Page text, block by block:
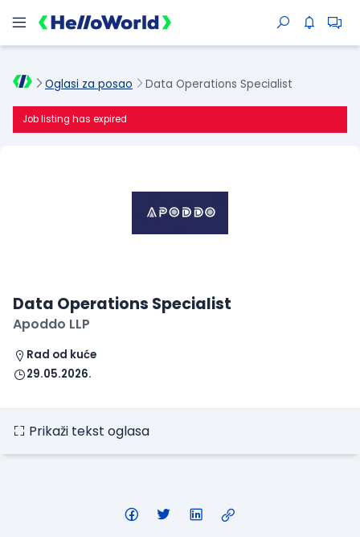
Oglasi za posao Data Operations Specialist
Job listing has expired
Data Operations Specialist
Apoddo LLP
Rad od kuće
29.05.2026.
Prikaži tekst oglasa